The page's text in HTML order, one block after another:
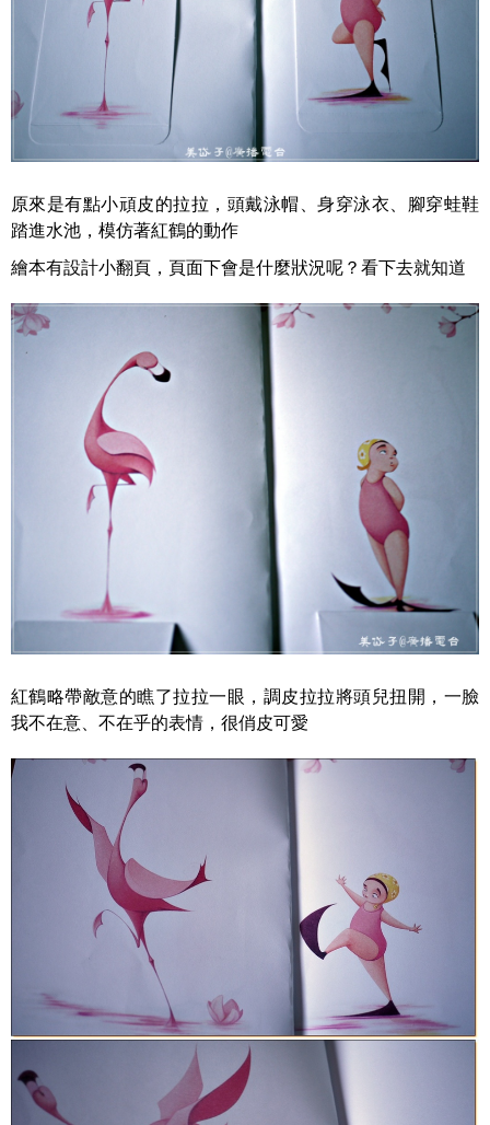
原來是有點小頑皮的拉拉，頭戴泳帽、身穿泳衣、腳穿蛙鞋
踏進水池，模仿著紅鶴的動作
繪本有設計小翻頁，頁面下會是什麼狀況呢？看下去就知道
紅鶴略帶敵意的瞧了拉拉一眼，調皮拉拉將頭兒扭開，一臉
我不在意、不在乎的表情，很俏皮可愛